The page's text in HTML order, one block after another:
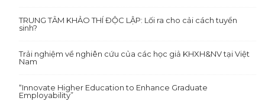
TRUNG TÂM KHẢO THÍ ĐỘC LẬP: Lối ra cho cải cách tuyển
sinh?
Trải nghiệm về nghiên cứu của các học giả KHXH&NV tại Việt
Nam
“Innovate Higher Education to Enhance Graduate
Employability”